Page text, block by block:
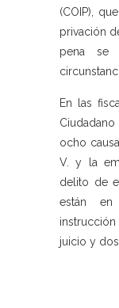
(COIP),
privación
pena se
En las
ocho
V. y la
delito de
están en
juicio y